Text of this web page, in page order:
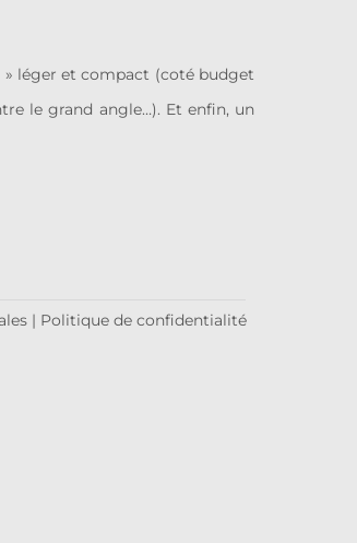
» léger et compact (coté budget
le grand angle…). Et enfin, un
| Politique de confidentialité